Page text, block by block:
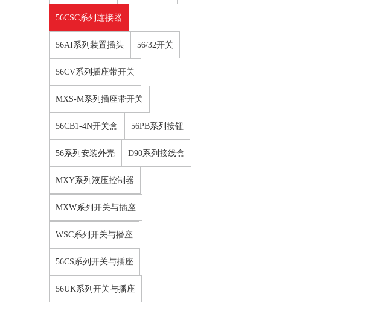
56CSC系列连接器
56AI系列装置插头 56/32开关
56CV系列插座带开关
MXS-M系列插座带开关
56CB1-4N开关盒 56PB系列按钮
56系列安装外壳 D90系列接线盒
MXY系列液压控制器
MXW系列开关与插座
WSC系列开关与播座
56CS系列开关与插座
56UK系列开关与播座